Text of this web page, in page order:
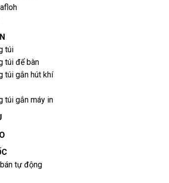
túi
túi để bàn
túi gắn hút khí
túi gắn máy in
tự động